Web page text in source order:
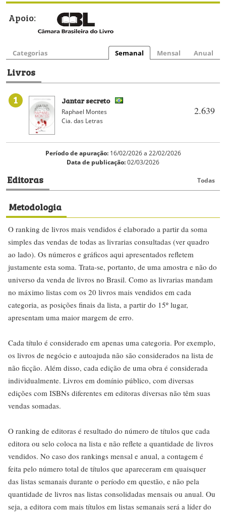
Apoio:
Categorias Semanal Mensal Anual
Livros
1
2.639
Jantar secreto
Raphael Montes
Cia. das Letras
Período de apuração:16/02/2026 a 22/02/2026
Data de publicação:02/03/2026
Editoras Todas
Metodologia
O ranking de livros mais vendidos é elaborado a partir da soma
simples das vendas de todas as livrarias consultadas (ver quadro
ao lado). Os números e gráficos aqui apresentados refletem
justamente esta soma. Trata-se, portanto, de uma amostra e não do
universo da venda de livros no Brasil. Como as livrarias mandam
no máximo listas com os 20 livros mais vendidos em cada
categoria, as posições finais da lista, a partir do 15º lugar,
apresentam uma maior margem de erro.
Cada título é considerado em apenas uma categoria. Por exemplo,
os livros de negócio e autoajuda não são considerados na lista de
não ficção. Além disso, cada edição de uma obra é considerada
individualmente. Livros em domínio público, com diversas
edições com ISBNs diferentes em editoras diversas não têm suas
vendas somadas.
O ranking de editoras é resultado do número de títulos que cada
editora ou selo coloca na lista e não reflete a quantidade de livros
vendidos. No caso dos rankings mensal e anual, a contagem é
feita pelo número total de títulos que apareceram em quaisquer
das listas semanais durante o período em questão, e não pela
quantidade de livros nas listas consolidadas mensais ou anual. Ou
seja, a editora com mais títulos em listas semanais será a líder do